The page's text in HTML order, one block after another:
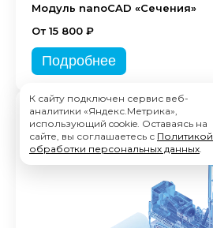
Модуль nanoCAD «Сечения»
От 15 800 ₽
Подробнее
К сайту подключен сервис веб-
аналитики «Яндекс.Метрика»,
использующий cookie. Оставаясь на
сайте, вы соглашаетесь с Политикой
обработки персональных данных.